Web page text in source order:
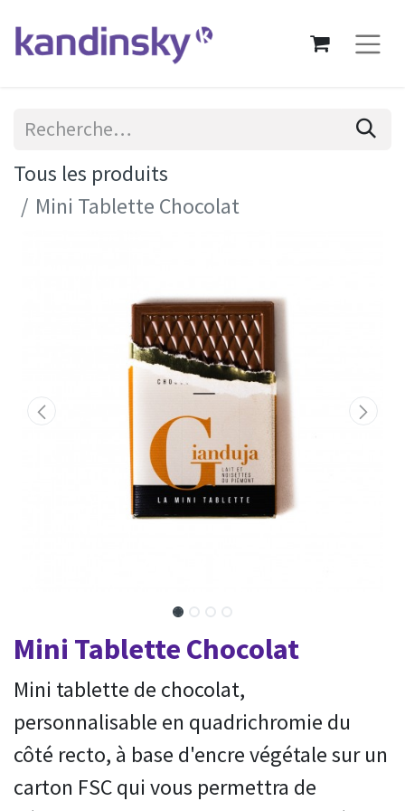
Tous les produits
Mini Tablette Chocolat
Mini Tablette Chocolat
Mini tablette de chocolat,
personnalisable en quadrichromie du
côté recto, à base d'encre végétale sur un
carton FSC qui vous permettra de